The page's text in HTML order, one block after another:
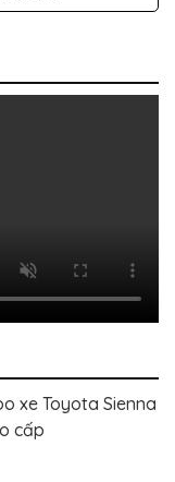
xe Toyota Sienna
cấp